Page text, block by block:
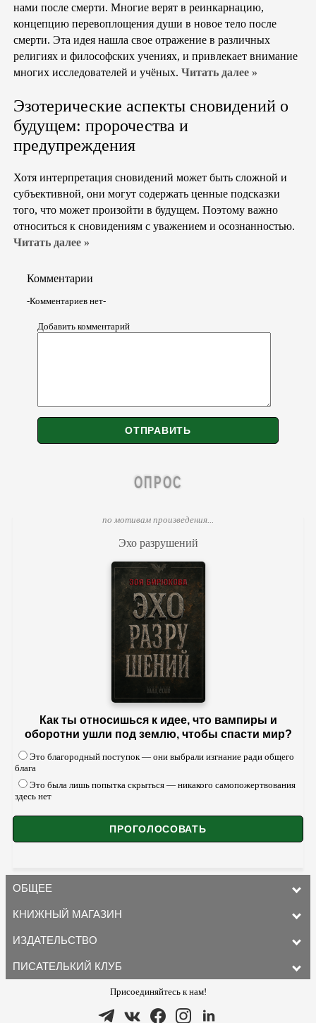
нами после смерти. Многие верят в реинкарнацию,
концепцию перевоплощения души в новое тело после
смерти. Эта идея нашла свое отражение в различных
религиях и философских учениях, и привлекает внимание
многих исследователей и учёных. Читать далее »
Эзотерические аспекты сновидений о
будущем: пророчества и
предупреждения
Хотя интерпретация сновидений может быть сложной и
субъективной, они могут содержать ценные подсказки
того, что может произойти в будущем. Поэтому важно
относиться к сновидениям с уважением и осознанностью.
Читать далее »
Комментарии
-Комментариев нет-
Добавить комментарий
ОПРОС
по мотивам произведения...
Эхо разрушений
Как ты относишься к идее, что вампиры и
оборотни ушли под землю, чтобы спасти мир?
Это благородный поступок — они выбрали изгнание ради общего
блага
Это была лишь попытка скрыться — никакого самопожертвования
здесь нет
ОБЩЕЕ
КНИЖНЫЙ МАГАЗИН
ИЗДАТЕЛЬСТВО
ПИСАТЕЛЬКИЙ КЛУБ
Присоединяйтесь к нам!